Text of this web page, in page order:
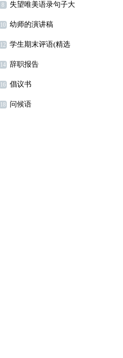
总结
8 失望唯美语录句子大
全（通用100句）
10 幼师的演讲稿
12 学生期末评语(精选
15篇)
14 辞职报告
16 倡议书
18 问候语